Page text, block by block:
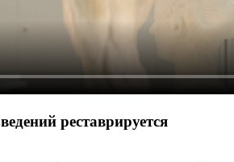
реставрируется